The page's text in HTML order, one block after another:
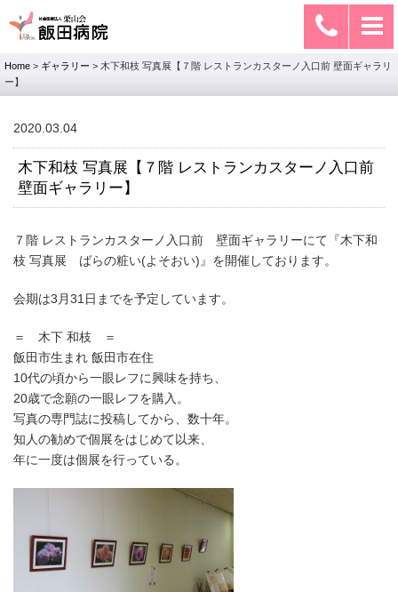
Home > ギャラリー > 木下和枝 写真展【７階 レストランカスターノ入口前 壁面ギャラリ
ー】
2020.03.04
木下和枝 写真展【７階 レストランカスターノ入口前
壁面ギャラリー】
７階 レストランカスターノ入口前 壁面ギャラリーにて『木下和
枝 写真展 ばらの粧い(よそおい)』を開催しております。
会期は3月31日までを予定しています。
＝ 木下 和枝 ＝
飯田市生まれ 飯田市在住
10代の頃から一眼レフに興味を持ち、
20歳で念願の一眼レフを購入。
写真の専門誌に投稿してから、数十年。
知人の勧めで個展をはじめて以来、
年に一度は個展を行っている。